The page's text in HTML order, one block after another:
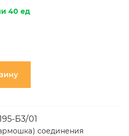
40 ед
Б3/01
соединения